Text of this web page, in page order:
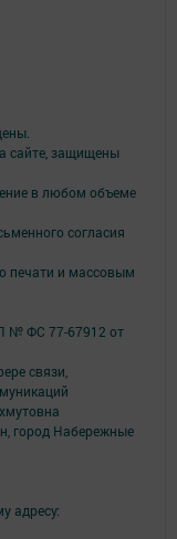
сайте, защищены
в любом объеме
согласия
печати и массовым
№ ФС 77-67912 от
связи,
город Набережные
адресу: